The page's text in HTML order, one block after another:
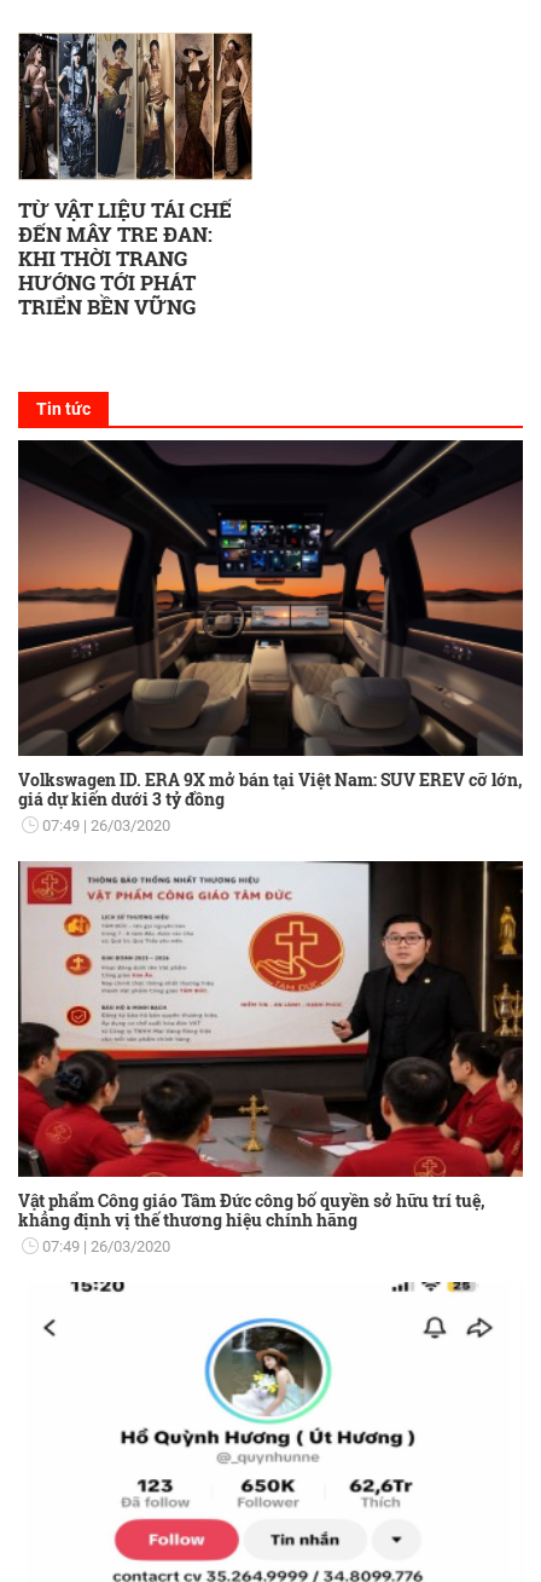
TỪ VẬT LIỆU TÁI CHẾ
ĐẾN MÂY TRE ĐAN:
KHI THỜI TRANG
HƯỚNG TỚI PHÁT
TRIỂN BỀN VỮNG
Tin tức
Volkswagen ID. ERA 9X mở bán tại Việt Nam: SUV EREV cỡ lớn,
giá dự kiến dưới 3 tỷ đồng
07:49 26/03/2020
Vật phẩm Công giáo Tâm Đức công bố quyền sở hữu trí tuệ,
khẳng định vị thế thương hiệu chính hãng
07:49 26/03/2020